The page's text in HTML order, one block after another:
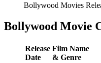
Bollywood Movies
Bollywood Movie
Release
Date
Film Name
& Genre